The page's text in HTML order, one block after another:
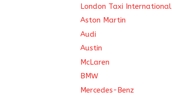
London Taxi International
Aston Martin
Audi
Austin
McLaren
BMW
Mercedes-Benz